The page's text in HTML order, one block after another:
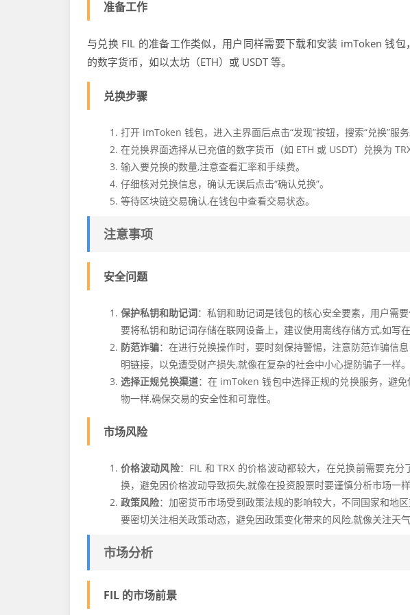
准备工作
与兑换 FIL 的准备工作类似，用户同样需要下载和安装 imToken 钱
的数字货币，如以太坊（ETH）或 USDT 等。
兑换步骤
打开 imToken 钱包，进入主界面后点击“发现”按钮，搜索“兑换”服务
在兑换界面选择从已充值的数字货币（如 ETH 或 USDT）兑换为 TRX
输入要兑换的数量,注意查看汇率和手续费。
仔细核对兑换信息，确认无误后点击“确认兑换”。
等待区块链交易确认,在钱包中查看交易状态。
注意事项
安全问题
保护私钥和助记词：私钥和助记词是钱包的核心安全要素，用户需
要将私钥和助记词存储在联网设备上，建议使用离线存储方式,如写
防范诈骗：在进行兑换操作时，要时刻保持警惕，注意防范诈骗信
明链接，以免遭受财产损失,就像在复杂的社会中小心提防骗子一样。
选择正规兑换渠道：在 imToken 钱包中选择正规的兑换服务，避
物一样,确保交易的安全性和可靠性。
市场风险
价格波动风险：FIL 和 TRX 的价格波动都较大，在兑换前需要充
换，避免因价格波动导致损失,就像在投资股票时要谨慎分析市场一样
政策风险：加密货币市场受到政策法规的影响较大，不同国家和地
要密切关注相关政策动态，避免因政策变化带来的风险,就像关注天
市场分析
FIL 的市场前景